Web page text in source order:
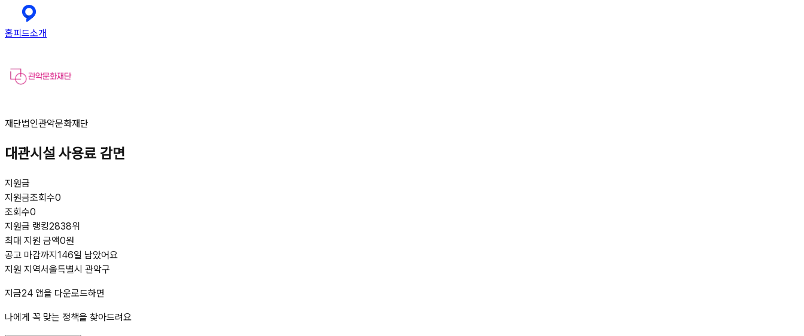
홈피드소개
재단법인관악문화재단
대관시설 사용료 감면
지원금
지원금조회수0
조회수0
지원금 랭킹2838위
최대 지원 금액0원
공고 마감까지146일 남았어요
지원 지역서울특별시 관악구
지금24 앱을 다운로드하면
나에게 꼭 맞는 정책을 찾아드려요